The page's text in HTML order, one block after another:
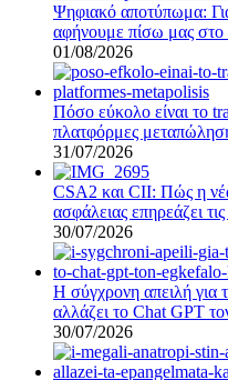
Ψηφιακό αποτύπωμα:
αφήνουμε πίσω μας στο
01/08/2026
Πόσο εύκολο είναι το
πλατφόρμες
31/07/2026
CSA2 και CII: Πώς η
ασφάλειας επηρεάζει
30/07/2026
Η σύγχρονη απειλή για
αλλάζει το Chat GPT
30/07/2026